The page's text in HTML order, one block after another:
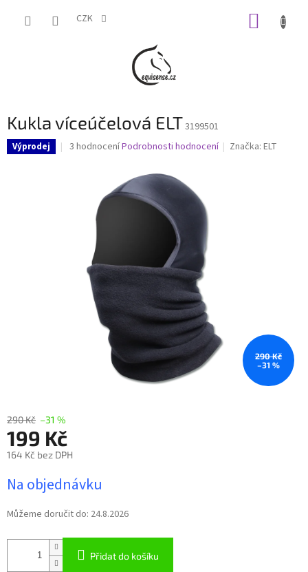
CZK
Kukla víceúčelová ELT3199501
Výprodej
Průměrné
hvězdiček.
3 hodnoceníPodrobnosti hodnocení Značka:ELT
290 Kč
–31 %
290 Kč –31 %
199 Kč
164 Kč bez DPH
cena:
Na objednávku
Můžeme doručit do: 24.8.2026
Přidat do košíku